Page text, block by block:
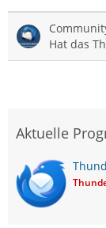
Hat das
Aktuelle